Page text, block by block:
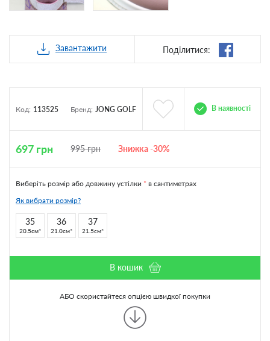
Завантажити Поділитися:
Код: 113525 Бренд: JONG GOLF В наявності
697 грн 995грн Знижка -30%
Виберіть розмір або довжину устілки * в сантиметрах
Як вибрати розмір?
35
20.5см
36
21.0см
37
21.5см
В кошик
АБО скористайтеся опцією швидкої покупки